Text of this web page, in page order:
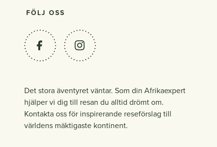
FÖLJ OSS
Det stora äventyret väntar. Som din Afrikaexpert
hjälper vi dig till resan du alltid drömt om.
Kontakta oss för inspirerande reseförslag till
världens mäktigaste kontinent.